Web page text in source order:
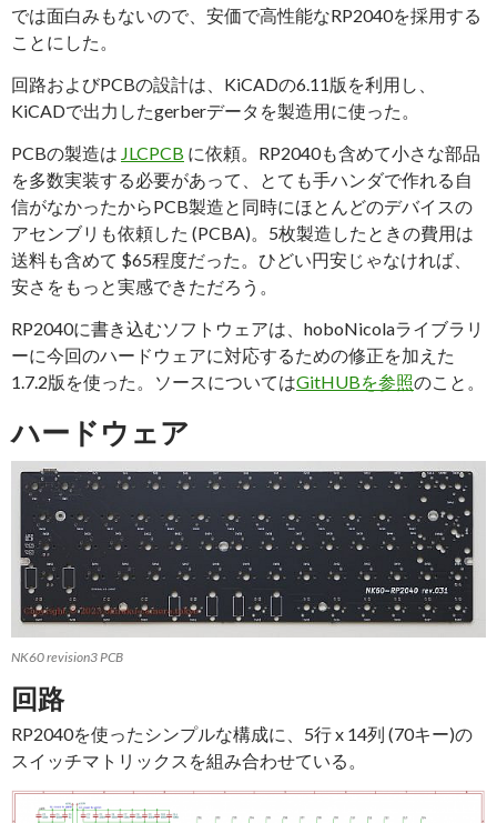
では面白みもないので、安価で高性能なRP2040を採用する
ことにした。
回路およびPCBの設計は、KiCADの6.11版を利用し、
KiCADで出力したgerberデータを製造用に使った。
PCBの製造は JLCPCB に依頼。RP2040も含めて小さな部品
を多数実装する必要があって、とても手ハンダで作れる自
信がなかったからPCB製造と同時にほとんどのデバイスの
アセンブリも依頼した (PCBA)。5枚製造したときの費用は
送料も含めて $65程度だった。ひどい円安じゃなければ、
安さをもっと実感できただろう。
RP2040に書き込むソフトウェアは、hoboNicolaライブラリ
ーに今回のハードウェアに対応するための修正を加えた
1.7.2版を使った。ソースについてはGitHUBを参照のこと。
ハードウェア
NK60 revision3 PCB
回路
RP2040を使ったシンプルな構成に、5行 x 14列 (70キー)の
スイッチマトリックスを組み合わせている。